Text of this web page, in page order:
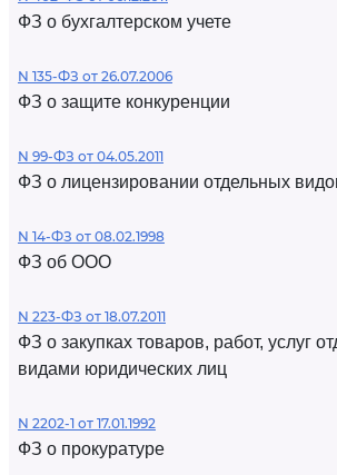
ФЗ о бухгалтерском учете
N 135-ФЗ от 26.07.2006
ФЗ о защите конкуренции
N 99-ФЗ от 04.05.2011
ФЗ о лицензировании отдельных
N 14-ФЗ от 08.02.1998
ФЗ об ООО
N 223-ФЗ от 18.07.2011
ФЗ о закупках товаров, работ, услуг
видами юридических лиц
N 2202-1 от 17.01.1992
ФЗ о прокуратуре